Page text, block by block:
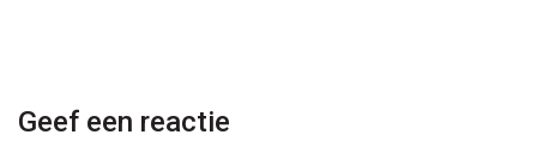
Geef een reactie